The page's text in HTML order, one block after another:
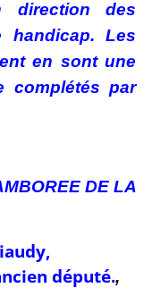
direction des
handicap. Les
en sont une
complétés par
DE LA
député.,